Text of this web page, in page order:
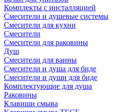
Комплекты с инсталляцией
Смесители и душевые системы
Смесители для кухни
Смесители
Смесители для раковины
Душ
Смесители для ванны
Смесители и душа для биде
Смесители и души для биде
Комплектующие для душа
Раковины
Клавиши смыва